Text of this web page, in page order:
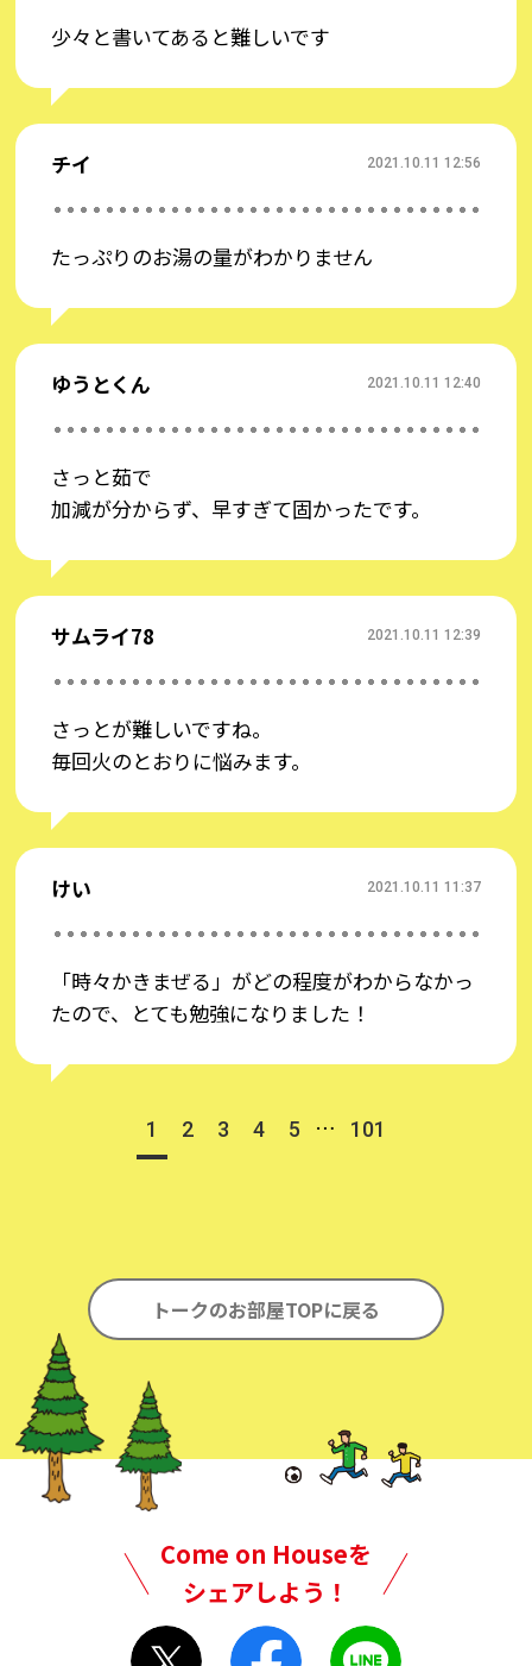
少々と書いてあると難しいです
チイ 2021.10.11 12:56
たっぷりのお湯の量がわかりません
ゆうとくん 2021.10.11 12:40
さっと茹で
加減が分からず、早すぎて固かったです。
サムライ78 2021.10.11 12:39
さっとが難しいですね。
毎回火のとおりに悩みます。
けい 2021.10.11 11:37
「時々かきまぜる」がどの程度がわからなかっ
たので、とても勉強になりました！
1 2 3 4 5 … 101
トークのお部屋TOPに戻る
ください。
Come on Houseを
シェアしよう！